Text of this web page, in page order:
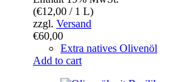
(€12,00 / 1 L)
zzgl. Versand
€60,00
Extra natives Olivenöl
Add to cart